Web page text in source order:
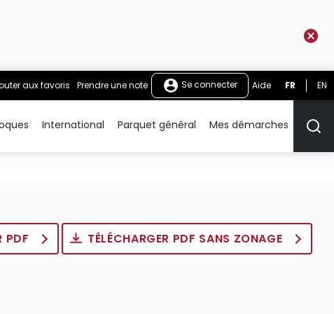
aux favoris Prendre une note Se connecter Aide FR EN
International Parquet général Mes démarches
PDF TÉLÉCHARGER PDF SANS ZONAGE